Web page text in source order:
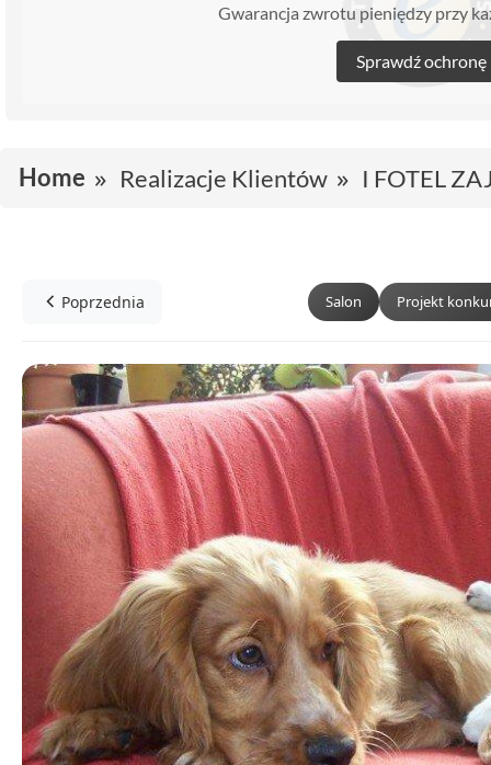
Gwarancja zwrotu pieniędzy przy
Sprawdź ochronę
Home Realizacje Klientów I FOTEL
Poprzednia Salon Projekt